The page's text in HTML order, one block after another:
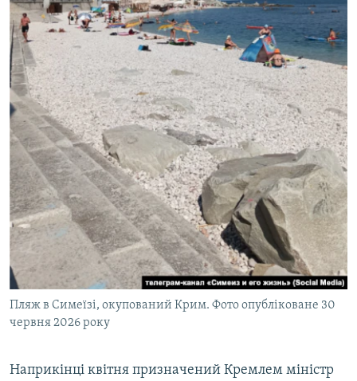
Пляж в Симеїзі, окупований Крим. Фото опубліковане 30
червня 2026 року
Наприкінці квітня призначений Кремлем міністр